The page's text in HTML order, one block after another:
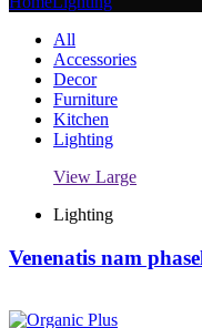
All
Accessories
Decor
Furniture
Kitchen
Lighting
View Large
Lighting
Venenatis nam